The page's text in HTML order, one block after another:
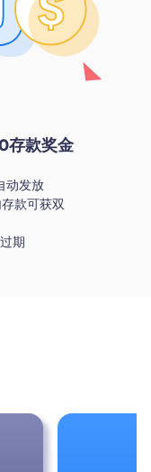
存款奖金
动发放
款可获双
期